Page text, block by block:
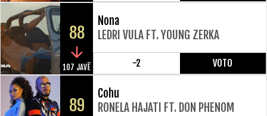
88
107 JAVË
Nona
LEDRI VULA FT. YOUNG ZERKA
-2 VOTO
89
Cohu
RONELA HAJATI FT. DON PHENOM